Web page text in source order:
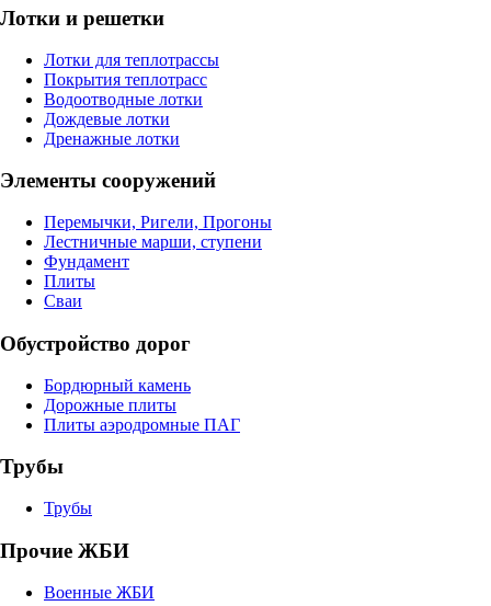
Лотки и решетки
Лотки для теплотрассы
Покрытия теплотрасс
Водоотводные лотки
Дождевые лотки
Дренажные лотки
Элементы сооружений
Перемычки, Ригели, Прогоны
Лестничные марши, ступени
Фундамент
Плиты
Сваи
Обустройство дорог
Бордюрный камень
Дорожные плиты
Плиты аэродромные ПАГ
Трубы
Трубы
Прочие ЖБИ
Военные ЖБИ